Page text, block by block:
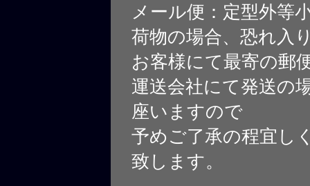
メール便：定型外等
荷物の場合、恐れ入
お客様にて最寄の郵
運送会社にて発送の
座いますので
予めご了承の程宜し
致します。